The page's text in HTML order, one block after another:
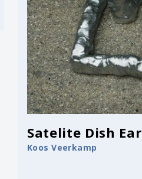
Satelite Dish Ear
Koos Veerkamp